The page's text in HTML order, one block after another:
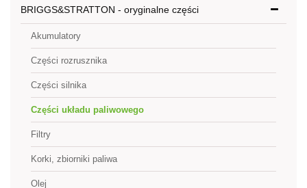
BRIGGS&STRATTON - oryginalne części
Akumulatory
Części rozrusznika
Części silnika
Części układu paliwowego
Filtry
Korki, zbiorniki paliwa
Olej